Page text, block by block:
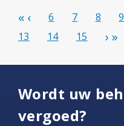
6
7 8 9
13
14 15
Wordt uw
vergoed?